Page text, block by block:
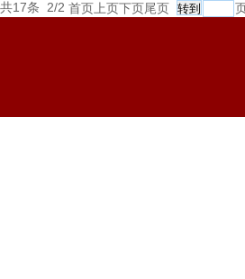
共17条 2/2 首页 上页下页尾页